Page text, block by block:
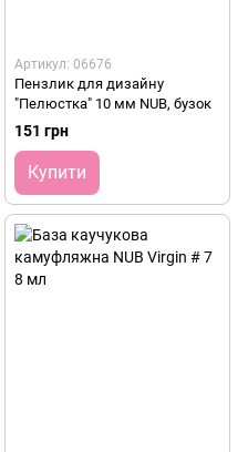
Артикул: 06676
Пензлик для дизайну
"Пелюстка" 10 мм NUB, бузок
151 грн
Купити